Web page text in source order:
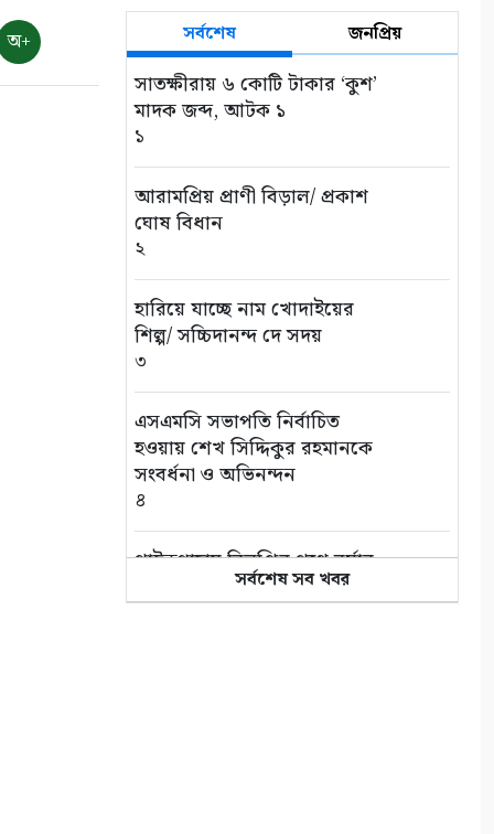
অ+ সর্বশেষ জনপ্রিয়
সাতক্ষীরায় ৬ কোটি টাকার ‘কুশ’
মাদক জব্দ, আটক ১
১
আরামপ্রিয় প্রাণী বিড়াল/ প্রকাশ
ঘোষ বিধান
২
হারিয়ে যাচ্ছে নাম খোদাইয়ের
শিল্প/ সচ্চিদানন্দ দে সদয়
৩
এসএমসি সভাপতি নির্বাচিত
হওয়ায় শেখ সিদ্দিকুর রহমানকে
সংবর্ধনা ও অভিনন্দন
৪
পাইকগাছায় বিলুপ্তির পথে বর্ষার
৫
সর্বশেষ সব খবর